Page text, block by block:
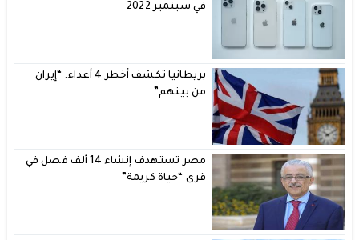
في سبتمبر 2022
بريطانيا تكشف أخطر 4 أعداء: “إيران
من بينهم”
مصر تستهدف إنشاء 14 ألف فصل في
قرى “حياة كريمة”